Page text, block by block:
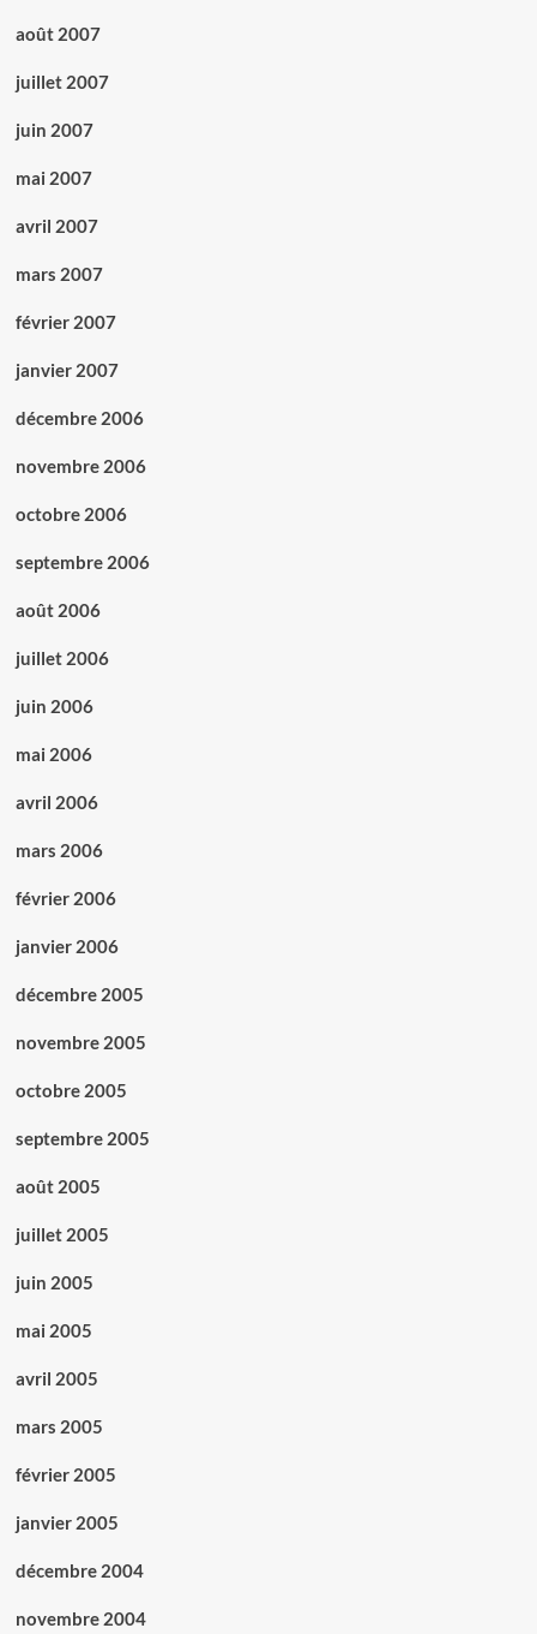
août 2007
juillet 2007
juin 2007
mai 2007
avril 2007
mars 2007
février 2007
janvier 2007
décembre 2006
novembre 2006
octobre 2006
septembre 2006
août 2006
juillet 2006
juin 2006
mai 2006
avril 2006
mars 2006
février 2006
janvier 2006
décembre 2005
novembre 2005
octobre 2005
septembre 2005
août 2005
juillet 2005
juin 2005
mai 2005
avril 2005
mars 2005
février 2005
janvier 2005
décembre 2004
novembre 2004